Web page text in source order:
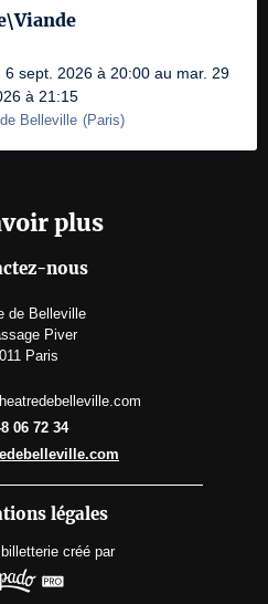
6 sept. 2026 à 20:00 au mar. 29
à 21:15
Belleville (Paris)
plus
nous
de Belleville
Piver
Paris
06 72 34
légales
créé par